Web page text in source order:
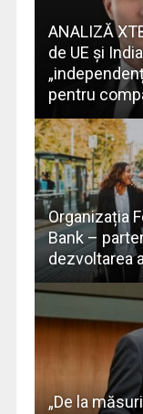
ANALIZĂ
de UE și
pentru
Organizația
Bank –
dezvoltarea
„De la